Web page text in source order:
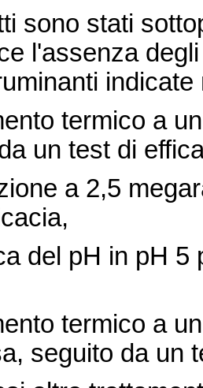
stati
l'assenza
indicate
termico a
un test di
a 2,5
pH in pH 5
termico a
seguito da un